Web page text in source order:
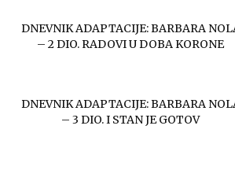
DNEVNIK ADAPTACIJE: BARBARA
– 2 DIO. RADOVI U DOBA KORONE
DNEVNIK ADAPTACIJE: BARBARA
– 3 DIO. I STAN JE GOTOV